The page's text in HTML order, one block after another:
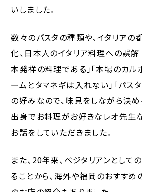
いしました。
数々のパスタの種類や、イタリアの
化、日本人のイタリア料理への誤解
本発祥の料理である」「本場のカル
ームとタマネギは入れない」「パス
の好みなので、味見をしながら決め
出身でお料理がお好きなレオ先生
お話をしていただきました。
また、20年来、ベジタリアンとして
ることから、海外や福岡のおすすめ